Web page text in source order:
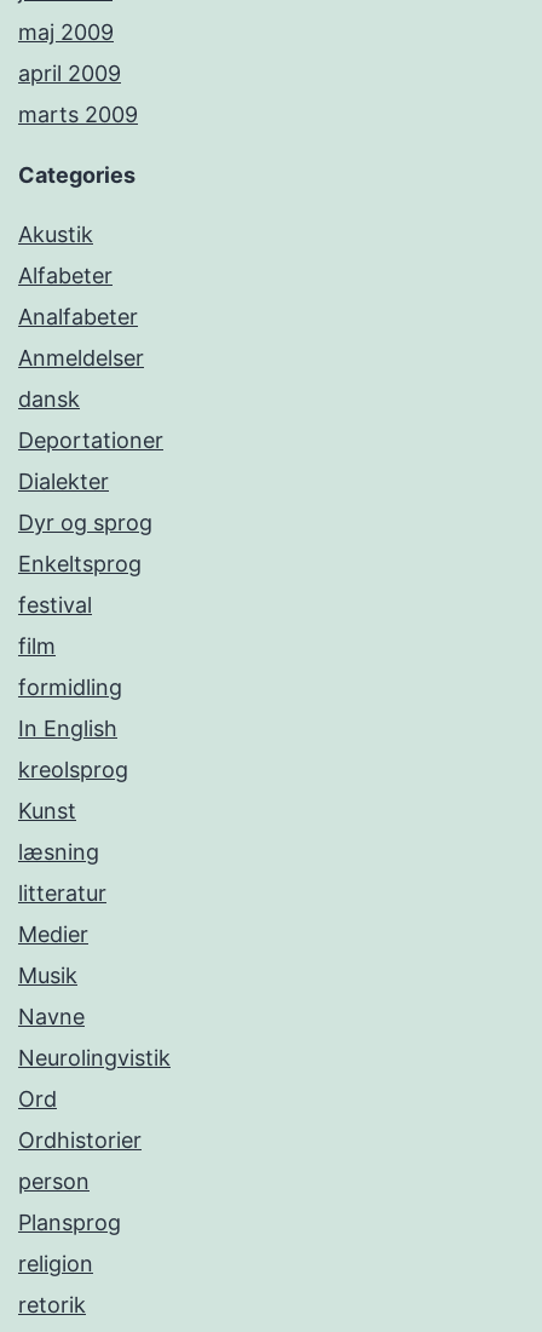
maj 2009
april 2009
marts 2009
Categories
Akustik
Alfabeter
Analfabeter
Anmeldelser
dansk
Deportationer
Dialekter
Dyr og sprog
Enkeltsprog
festival
film
formidling
In English
kreolsprog
Kunst
læsning
litteratur
Medier
Musik
Navne
Neurolingvistik
Ord
Ordhistorier
person
Plansprog
religion
retorik